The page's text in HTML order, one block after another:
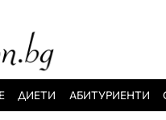
ДИЕТИ АБИТУРИЕНТИ